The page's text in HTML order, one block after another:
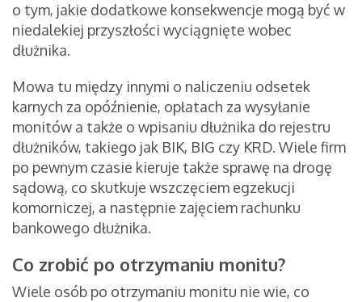
o tym, jakie dodatkowe konsekwencje mogą być w
niedalekiej przyszłości wyciągnięte wobec
dłużnika.
Mowa tu między innymi o naliczeniu odsetek
karnych za opóźnienie, opłatach za wysyłanie
monitów a także o wpisaniu dłużnika do rejestru
dłużników, takiego jak BIK, BIG czy KRD. Wiele firm
po pewnym czasie kieruje także sprawę na drogę
sądową, co skutkuje wszczęciem egzekucji
komorniczej, a następnie zajęciem rachunku
bankowego dłużnika.
Co zrobić po otrzymaniu monitu?
Wiele osób po otrzymaniu monitu nie wie, co